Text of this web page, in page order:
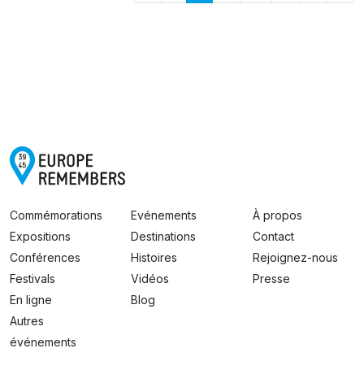
Commémorations
Expositions
Conférences
Festivals
En ligne
Autres
événements
Evénements
Destinations
Histoires
Vidéos
Blog
À propos
Contact
Rejoignez-nous
Presse